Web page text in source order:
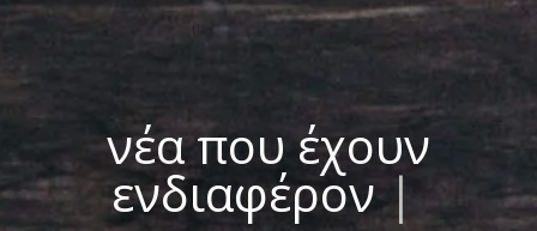
νέα που έχουν
ενδιαφέρον|